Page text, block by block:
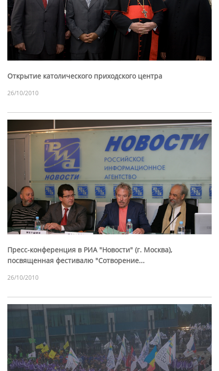
Открытие католического приходского центра
26/10/2010
Пресс-конференция в РИА "Новости" (г. Москва),
посвященная фестивалю "Сотворение...
26/10/2010